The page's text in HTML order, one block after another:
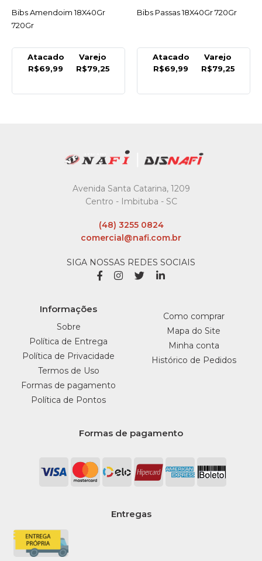
ACESSAR
Bibs Passas 18X40Gr 720Gr
Atacado
R$69,99
Varejo
R$79,25
ACESSAR
Barra Chocolate Branco Com
Atacado
R$5,99
Varejo
R$6,49
Avenida Santa Catarina, 1209
Centro - Imbituba - SC
(48) 3255 0824
comercial@nafi.com.br
SIGA NOSSAS REDES SOCIAIS
Informações
Sobre
Política de Entrega
Política de Privacidade
Termos de Uso
Formas de pagamento
Política de Pontos
Como comprar
Mapa do Site
Minha conta
Histórico de Pedidos
Formas de pagamento
Entregas